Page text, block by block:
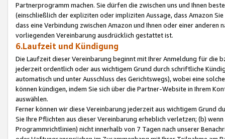
Partnerprogramm machen. Sie dürfen die zwischen uns und Ihnen
(einschließlich der expliziten oder impliziten Aussage, dass Amazon
dass eine Verbindung zwischen Amazon und Ihnen oder einer
vorliegenden Vereinbarung ausdrücklich gestattet ist.
6.Laufzeit und Kündigung
Die Laufzeit dieser Vereinbarung beginnt mit Ihrer Anmeldung für die
jederzeit ordentlich oder aus wichtigem Grund durch schriftliche
automatisch und unter Ausschluss des Gerichtswegs), wobei eine
können kündigen, indem Sie sich über die Partner-Website in Ihrem
auswählen.
Ferner können wir diese Vereinbarung jederzeit aus wichtigem Grund
Sie Ihre Pflichten aus dieser Vereinbarung erheblich verletzen; (b)
Programmrichtlinien) nicht innerhalb von 7 Tagen nach unserer